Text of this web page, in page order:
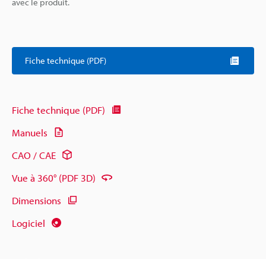
Fiche technique (PDF)
Fiche technique (PDF)
Manuels
CAO / CAE
Vue à 360° (PDF 3D)
Dimensions
Logiciel